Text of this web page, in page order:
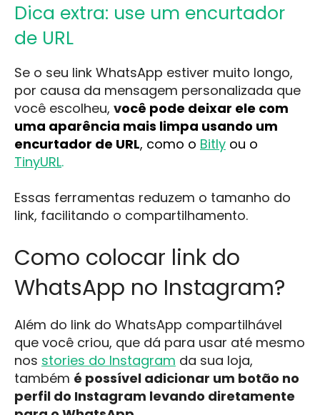
Dica extra: use um encurtador
de URL
Se o seu link WhatsApp estiver muito longo,
por causa da mensagem personalizada que
você escolheu, você pode deixar ele com
uma aparência mais limpa usando um
encurtador de URL, como o Bitly ou o
TinyURL.
Essas ferramentas reduzem o tamanho do
link, facilitando o compartilhamento.
Como colocar link do
WhatsApp no Instagram?
Além do link do WhatsApp compartilhável
que você criou, que dá para usar até mesmo
nos stories do Instagram da sua loja,
também é possível adicionar um botão no
perfil do Instagram levando diretamente